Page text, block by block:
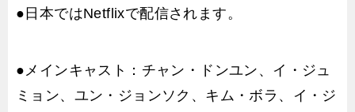
●日本ではNetflixで配信されます。
●メインキャスト：チャン・ドンユン、イ・ジュ
ミョン、ユン・ジョンソク、キム・ボラ、イ・ジ